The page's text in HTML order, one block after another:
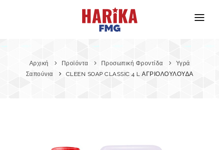
Σχετικά με Εμάς
Αρχική Προϊόντα Προσωπική Φροντίδα
Υγρά
Σαπούνια
CLEEN SOAP CLASSIC 4 L ΑΓΡΙΟΛΟΥΛΟΥΔΑ